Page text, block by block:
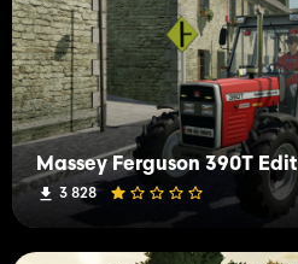
Massey Ferguson 390T Edit
3 828